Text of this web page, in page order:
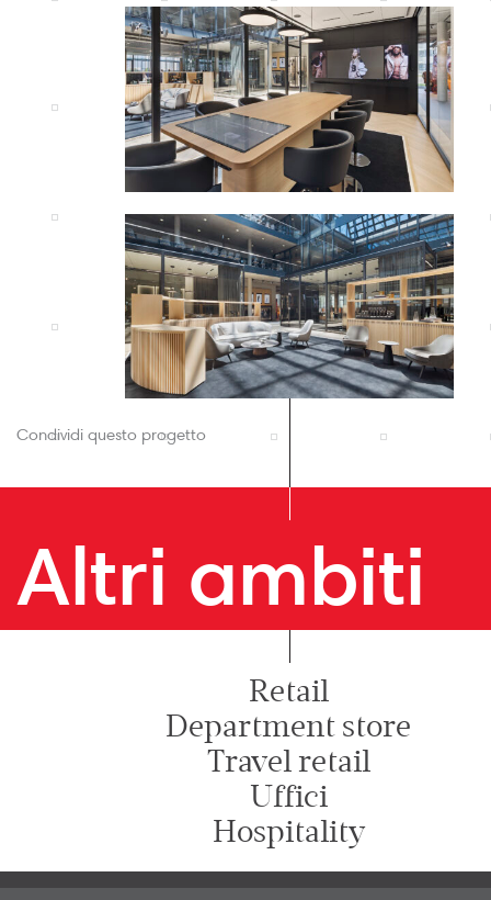
Condividi questo progetto
Altri ambiti
Retail
Department store
Travel retail
Uffici
Hospitality